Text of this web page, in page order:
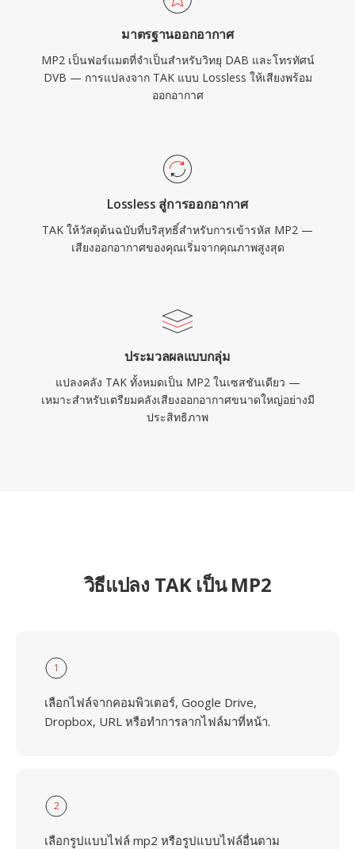
กาศแบบเรียลไทม์ และการยอมรับจากหน่วยงาน
กำกับดูแลที่ฝังลึกในกรอบการออกอากาศของยุโรป
และเอเชีย
มาตรฐานออกอากาศ
MP2 เป็นฟอร์แมตที่จำเป็นสำหรับวิทยุ DAB และโทรทัศน์
DVB — การแปลงจาก TAK แบบ Lossless ให้เสียงพร้อม
ออกอากาศ
Lossless สู่การออกอากาศ
TAK ให้วัสดุต้นฉบับที่บริสุทธิ์สำหรับการเข้ารหัส MP2 —
เสียงออกอากาศของคุณเริ่มจากคุณภาพสูงสุด
ประมวลผลแบบกลุ่ม
แปลงคลัง TAK ทั้งหมดเป็น MP2 ในเซสชันเดียว —
เหมาะสำหรับเตรียมคลังเสียงออกอากาศขนาดใหญ่อย่างมี
ประสิทธิภาพ
วิธีแปลง TAK เป็น MP2
1
เลือกไฟล์จากคอมพิวเตอร์, Google Drive,
Dropbox, URL หรือทำการลากไฟล์มาที่หน้า.
2
เลือกรูปแบบไฟล์ mp2 หรือรูปแบบไฟล์อื่นตาม